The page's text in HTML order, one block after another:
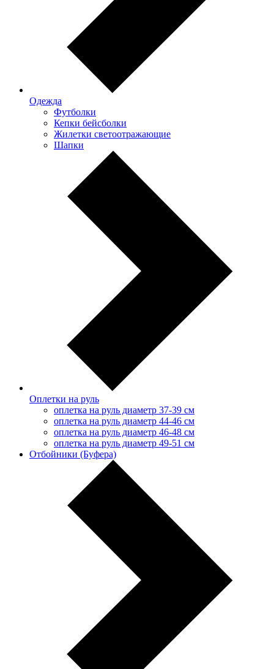
Одежда
Футболки
Кепки бейсболки
Жилетки светоотражающие
Шапки
Оплетки на руль
оплетка на руль диаметр 37-39 см
оплетка на руль диаметр 44-46 см
оплетка на руль диаметр 46-48 см
оплетка на руль диаметр 49-51 см
Отбойники (Буфера)